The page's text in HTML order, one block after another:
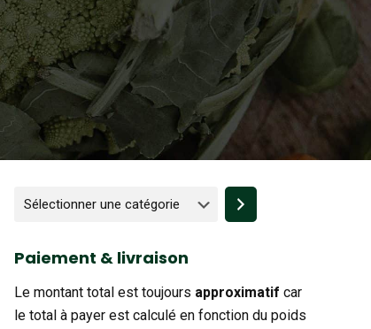
Sélectionner
une
Paiement & livraison
Le montant total est toujours approximatif car
le total à payer est calculé en fonction du poids